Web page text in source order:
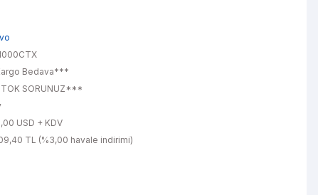
Bedava***
SORUNUZ***
USD + KDV
TL (%3,00 havale indirimi)